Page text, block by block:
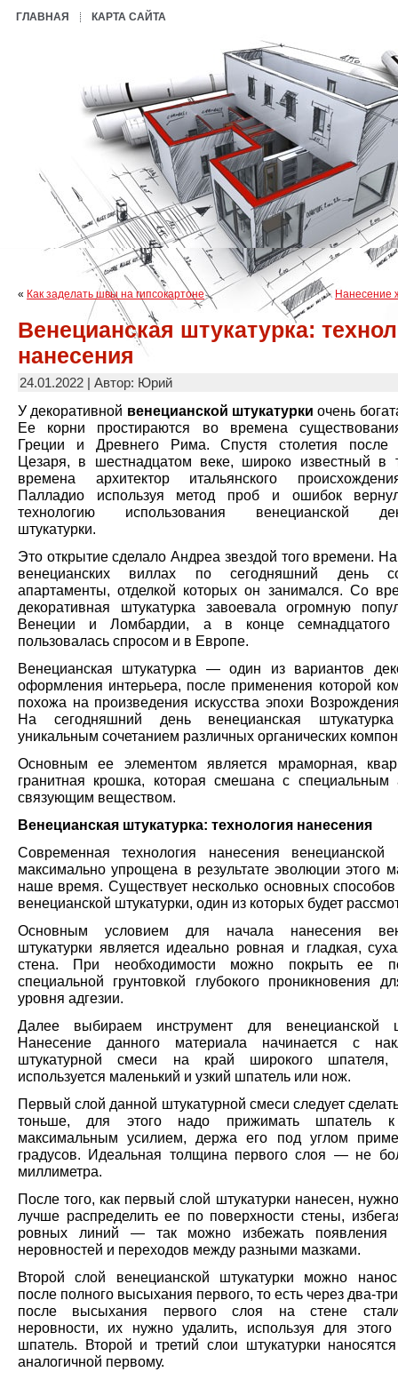
ГЛАВНАЯ КАРТА САЙТА
« Как заделать швы на гипсокартоне Нанесение
Венецианская штукатурка:
нанесения
24.01.2022 | Автор: Юрий
У декоративной венецианской штукатурки очень
Ее корни простираются во времена
Греции и Древнего Рима. Спустя столетия после
Цезаря, в шестнадцатом веке, широко известный в
времена архитектор итальянского
Палладио используя метод проб и ошибок
технологию использования венецианской
штукатурки.
Это открытие сделало Андреа звездой того времени.
венецианских виллах по сегодняшний день
апартаменты, отделкой которых он занимался. Со
декоративная штукатурка завоевала огромную
Венеции и Ломбардии, а в конце
пользовалась спросом и в Европе.
Венецианская штукатурка — один из вариантов
оформления интерьера, после применения которой
похожа на произведения искусства эпохи
На сегодняшний день венецианская
уникальным сочетанием различных органических
Основным ее элементом является мраморная,
гранитная крошка, которая смешана с специальным
связующим веществом.
Венецианская штукатурка: технология нанесения
Современная технология нанесения венецианской
максимально упрощена в результате эволюции этого
наше время. Существует несколько основных
венецианской штукатурки, один из которых будет
Основным условием для начала нанесения
штукатурки является идеально ровная и гладкая,
стена. При необходимости можно покрыть ее
специальной грунтовкой глубокого проникновения
уровня адгезии.
Далее выбираем инструмент для венецианской
Нанесение данного материала начинается с
штукатурной смеси на край широкого
используется маленький и узкий шпатель или нож.
Первый слой данной штукатурной смеси следует
тоньше, для этого надо прижимать шпатель
максимальным усилием, держа его под углом
градусов. Идеальная толщина первого слоя — не
миллиметра.
После того, как первый слой штукатурки нанесен,
лучше распределить ее по поверхности стены,
ровных линий — так можно избежать появления
неровностей и переходов между разными мазками.
Второй слой венецианской штукатурки можно
после полного высыхания первого, то есть через два-
после высыхания первого слоя на стене
неровности, их нужно удалить, используя для этого
шпатель. Второй и третий слои штукатурки
аналогичной первому.